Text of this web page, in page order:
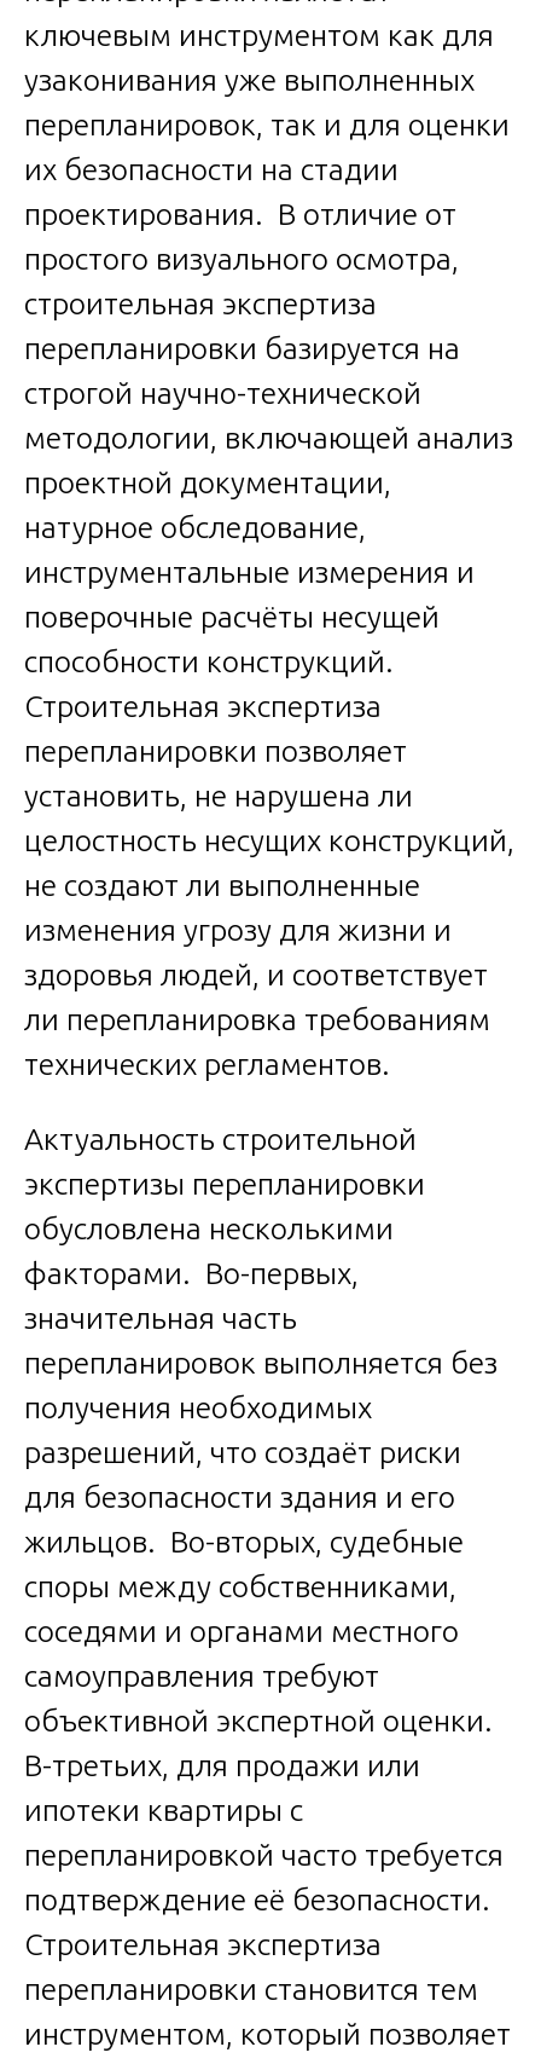
ключевым инструментом как для
узаконивания уже выполненных
перепланировок, так и для оценки
их безопасности на стадии
проектирования. В отличие от
простого визуального осмотра,
строительная экспертиза
перепланировки базируется на
строгой научно-технической
методологии, включающей анализ
проектной документации,
натурное обследование,
инструментальные измерения и
поверочные расчёты несущей
способности конструкций.
Строительная экспертиза
перепланировки позволяет
установить, не нарушена ли
целостность несущих конструкций,
не создают ли выполненные
изменения угрозу для жизни и
здоровья людей, и соответствует
ли перепланировка требованиям
технических регламентов.
Актуальность строительной
экспертизы перепланировки
обусловлена несколькими
факторами. Во-первых,
значительная часть
перепланировок выполняется без
получения необходимых
разрешений, что создаёт риски
для безопасности здания и его
жильцов. Во-вторых, судебные
споры между собственниками,
соседями и органами местного
самоуправления требуют
объективной экспертной оценки.
В-третьих, для продажи или
ипотеки квартиры с
перепланировкой часто требуется
подтверждение её безопасности.
Строительная экспертиза
перепланировки становится тем
инструментом, который позволяет